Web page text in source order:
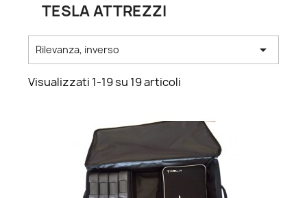
TESLA ATTREZZI
Rilevanza, inverso 
Visualizzati 1-19 su 19 articoli